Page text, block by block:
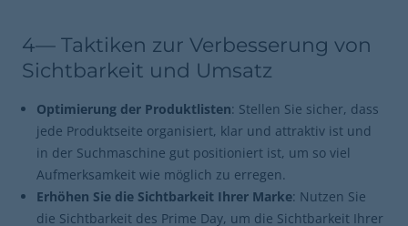
4— Taktiken zur Verbesserung von
Sichtbarkeit und Umsatz
Optimierung der Produktlisten: Stellen Sie sicher, dass
jede Produktseite organisiert, klar und attraktiv ist und
in der Suchmaschine gut positioniert ist, um so viel
Aufmerksamkeit wie möglich zu erregen.
Erhöhen Sie die Sichtbarkeit Ihrer Marke: Nutzen Sie
die Sichtbarkeit des Prime Day, um die Sichtbarkeit Ihrer